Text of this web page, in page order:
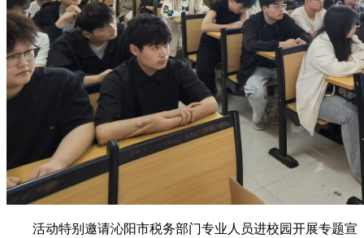
活动特别邀请沁阳市税务部门专业人员进校园开展专题宣